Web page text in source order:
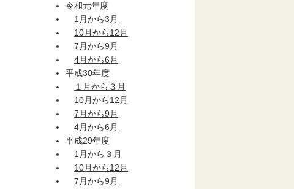
令和元年度
1月から3月
10月から12月
7月から9月
4月から6月
平成30年度
１月から３月
10月から12月
7月から9月
4月から6月
平成29年度
1月から３月
10月から12月
7月から9月